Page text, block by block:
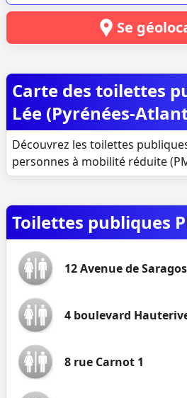
Se
Carte des toilettes
Lée (Pyrénées-
Découvrez les toilettes
personnes à mobilité réduite
Toilettes publiques
12 Avenue de
4 boulevard
8 rue Carnot 1